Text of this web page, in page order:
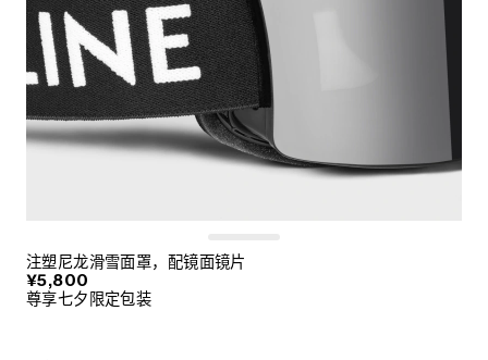
注塑尼龙滑雪面罩，配镜面镜片
¥5,800
尊享七夕限定包装